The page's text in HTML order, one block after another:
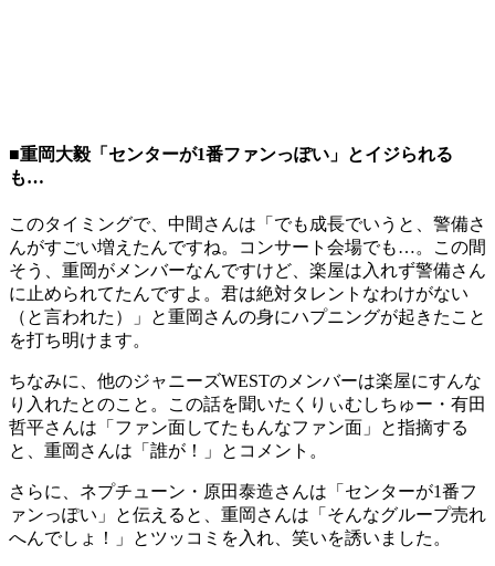
■重岡大毅「センターが1番ファンっぽい」とイジられる
も…
このタイミングで、中間さんは「でも成長でいうと、警備さ
んがすごい増えたんですね。コンサート会場でも…。この間
そう、重岡がメンバーなんですけど、楽屋は入れず警備さん
に止められてたんですよ。君は絶対タレントなわけがない
（と言われた）」と重岡さんの身にハプニングが起きたこと
を打ち明けます。
ちなみに、他のジャニーズWESTのメンバーは楽屋にすんな
り入れたとのこと。この話を聞いたくりぃむしちゅー・有田
哲平さんは「ファン面してたもんなファン面」と指摘する
と、重岡さんは「誰が！」とコメント。
さらに、ネプチューン・原田泰造さんは「センターが1番フ
ァンっぽい」と伝えると、重岡さんは「そんなグループ売れ
へんでしょ！」とツッコミを入れ、笑いを誘いました。